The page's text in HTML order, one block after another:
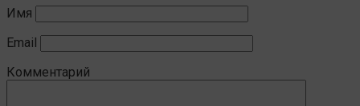
Имя
Email
Комментарий